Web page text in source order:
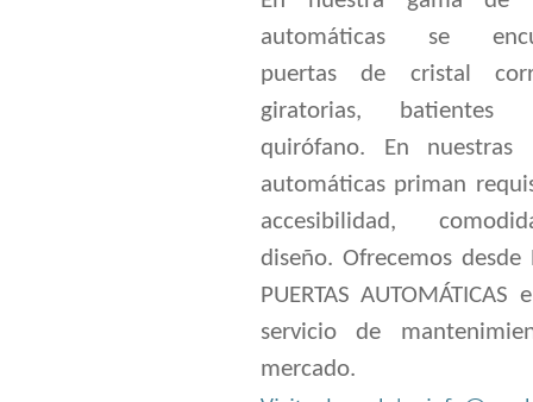
automáticas se
puertas de cristal
giratorias,
quirófano. En nuestras
automáticas priman
accesibilidad,
diseño. Ofrecemos desde
PUERTAS AUTOMÁTICAS
servicio de
mercado.